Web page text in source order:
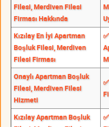
Filesi, Merdiven Filesi
Firması Hakkında
Kızılay En İyi Apartman
Boşluk Filesi, Merdiven
Filesi Firması
Onaylı Apartman Boşluk
Filesi, Merdiven Filesi
Hizmeti
Kızılay Apartman Boşluk